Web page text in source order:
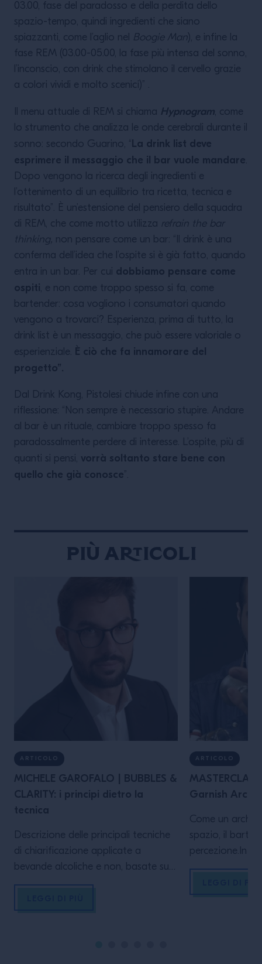
03.00, fase del paradosso e della perdita dello
spazio-tempo, quindi ingredienti che siano
spiazzanti, come l’aglio nel Boogie Man), e infine la
fase REM (03.00-05.00, la fase più intensa del sonno,
l’inconscio, con drink che stimolano il cervello grazie
a colori vividi e molto scenici)” .
Il menu attuale di REM si chiama Hypnogram, come
lo strumento che analizza le onde cerebrali durante il
sonno: secondo Guarino, “ La drink list deve
esprimere il messaggio che il bar vuole mandare.
Dopo vengono la ricerca degli ingredienti e
l’ottenimento di un equilibrio tra ricetta, tecnica e
risultato”. È un’estensione del pensiero della squadra
di REM, che come motto utilizza refrain the bar
thinking, non pensare come un bar: “Il drink è una
conferma dell’idea che l’ospite si è già fatto, quando
entra in un bar. Per cui dobbiamo pensare come
ospiti, e non come troppo spesso si fa, come
bartender: cosa vogliono i consumatori quando
vengono a trovarci? Esperienza, prima di tutto, la
drink list è un messaggio, che può essere valoriale o
esperienziale. È ciò che fa innamorare del
progetto”.
Dal Drink Kong, Pistolesi chiude infine con una
riflessione: “Non sempre è necessario stupire. Andare
al bar è un rituale, cambiare troppo spesso fa
paradossalmente perdere di interesse. L’ospite, più di
quanti si pensi, vorrà soltanto stare bene con
quello che già conosce ”.
Più articoli
ARTICOLO
MICHELE GAROFALO | BUBBLES &
CLARITY: i principi dietro la
tecnica
Descrizione delle principali tecniche
di chiarificazione applicate a
bevande alcoliche e non, basate su
processi fisico-chimici e sull’impiego
integrano con i processi di
ARTICOLO
Garnish
Come un
spazio, il
percezione.In
esploriamo
migliore sè